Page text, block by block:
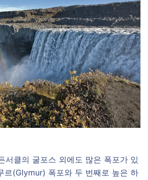
서클의 굴포스 외에도 많은 폭포가 있
르(Glymur) 폭포와 두 번째로 높은 하